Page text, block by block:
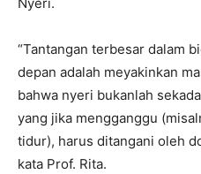
Nyeri.
“Tantangan terbesar dalam
depan adalah meyakinkan
bahwa nyeri bukanlah
yang jika mengganggu
tidur), harus ditangani oleh
kata Prof. Rita.